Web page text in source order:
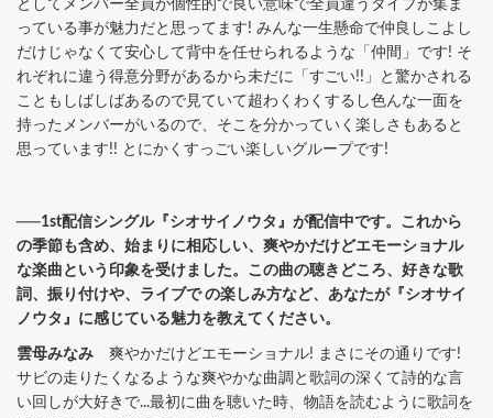
としてメンバー全員が個性的で良い意味で全員違うタイプが集ま
っている事が魅力だと思ってます! みんな一生懸命で仲良しこよし
だけじゃなくて安心して背中を任せられるような「仲間」です! そ
れぞれに違う得意分野があるから未だに「すごい!!」と驚かされる
こともしばしばあるので見ていて超わくわくするし色んな一面を
持ったメンバーがいるので、そこを分かっていく楽しさもあると
思っています!! とにかくすっごい楽しいグループです!
──1st配信シングル『シオサイノウタ』が配信中です。これから
の季節も含め、始まりに相応しい、爽やかだけどエモーショナル
な楽曲という印象を受けました。この曲の聴きどころ、好きな歌
詞、振り付けや、ライブで の楽しみ方など、あなたが『シオサイ
ノウタ』に感じている魅力を教えてください。
雲母みなみ 爽やかだけどエモーショナル! まさにその通りです!
サビの走りたくなるような爽やかな曲調と歌詞の深くて詩的な言
い回しが大好きで...最初に曲を聴いた時、物語を読むように歌詞を